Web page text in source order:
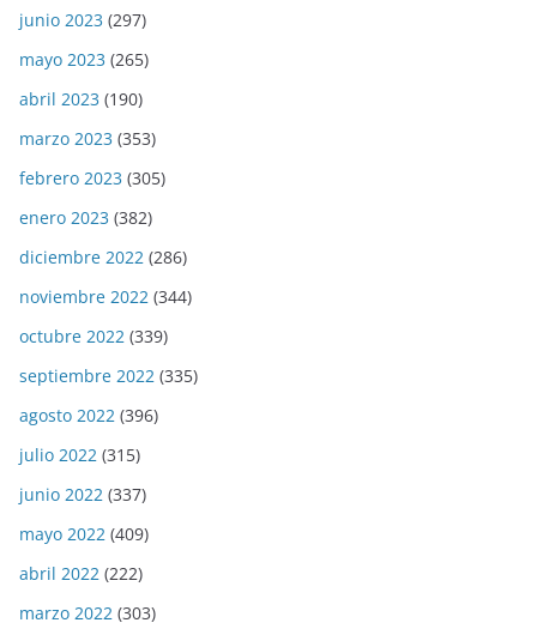
junio 2023 (297)
mayo 2023 (265)
abril 2023 (190)
marzo 2023 (353)
febrero 2023 (305)
enero 2023 (382)
diciembre 2022 (286)
noviembre 2022 (344)
octubre 2022 (339)
septiembre 2022 (335)
agosto 2022 (396)
julio 2022 (315)
junio 2022 (337)
mayo 2022 (409)
abril 2022 (222)
marzo 2022 (303)